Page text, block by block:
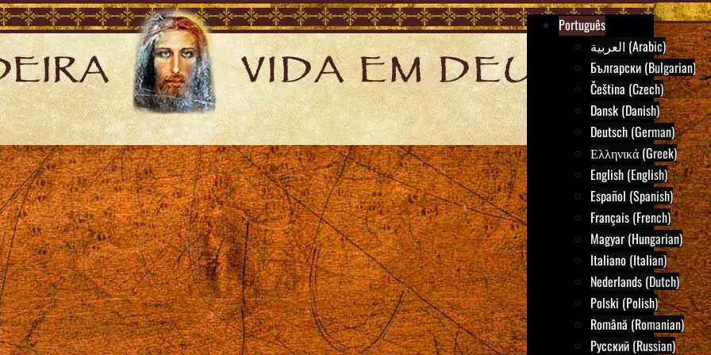
Português
العربية (Arabic)
Български (Bulgarian)
Čeština (Czech)
Dansk (Danish)
Deutsch (German)
Ελληνικά (Greek)
English (English)
Español (Spanish)
Français (French)
Magyar (Hungarian)
Italiano (Italian)
Nederlands (Dutch)
Polski (Polish)
Română (Romanian)
Русский (Russian)